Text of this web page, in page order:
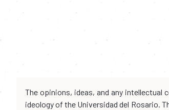
The opinions, ideas, and any
ideology of the Universidad del Rosario.